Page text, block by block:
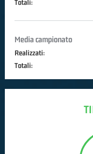
Totali:
Media campionato
Realizzati:
Totali: